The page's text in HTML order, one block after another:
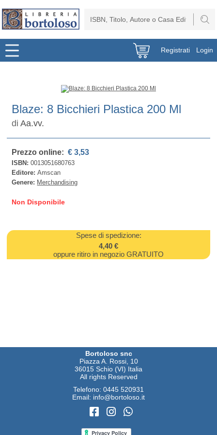
Registrati Login
Blaze: 8 Bicchieri Plastica 200 Ml
diAa.vv.
Prezzo online: € 3,53
ISBN:0013051680763
Editore:Amscan
Genere: Merchandising
Non Disponibile
Spese di spedizione:
4,40 €
oppure ritiro in negozio GRATUITO
Bortoloso snc
Piazza A. Rossi, 10
36015 Schio (VI) Italia
All rights Reserved
Telefono: 0445 520931
Email: info@bortoloso.it